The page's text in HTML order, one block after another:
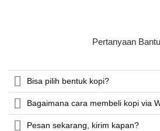
Pertanyaan
Bisa pilih bentuk kopi?
Bagaimana cara membeli kopi via
Pesan sekarang, kirim kapan?